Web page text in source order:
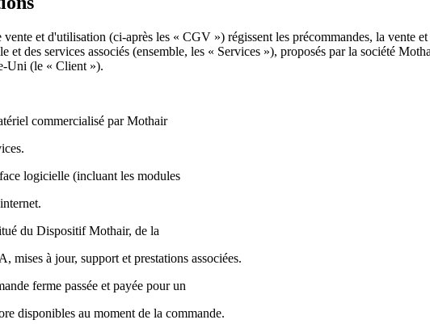
vente et d'utilisation (ci‑après les « CGV ») régissent les précommandes, la
des services associés (ensemble, les « Services »), proposés par la société
(le « Client »).
commercialisé par Mothair
logicielle (incluant les modules
du Dispositif Mothair, de la
mises à jour, support et prestations associées.
ferme passée et payée pour un
disponibles au moment de la commande.